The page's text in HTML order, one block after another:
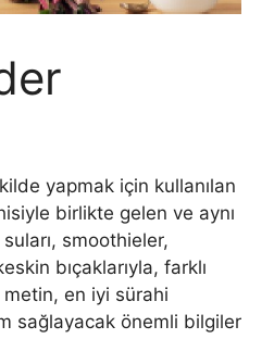
yapmak için kullanılan
birlikte gelen ve aynı
smoothieler,
bıçaklarıyla, farklı
metin, en iyi sürahi
sağlayacak önemli bilgiler